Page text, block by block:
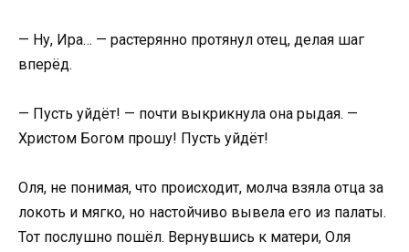
— Ну, Ира… — растерянно протянул отец, делая шаг
вперёд.
— Пусть уйдёт! — почти выкрикнула она рыдая. —
Христом Богом прошу! Пусть уйдёт!
Оля, не понимая, что происходит, молча взяла отца за
локоть и мягко, но настойчиво вывела его из палаты.
Тот послушно пошёл. Вернувшись к матери, Оля